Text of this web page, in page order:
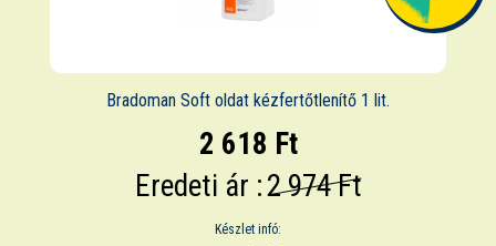
Bradoman Soft oldat kézfertőtlenítő 1 lit.
2 618 Ft
Eredeti ár :2 974 Ft
Készlet infó: